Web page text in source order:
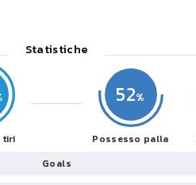
Statistiche
tiri
52
Possesso palla
Goals